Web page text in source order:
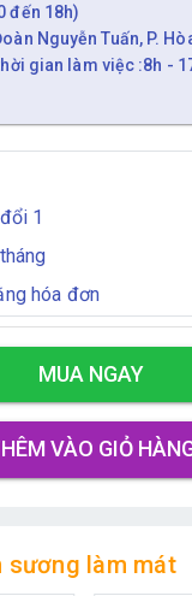
đến 18h)
Nguyễn Tuấn, P.
gian làm việc :8h -
1
hóa đơn
MUA NGAY
VÀO GIỎ
sương làm mát